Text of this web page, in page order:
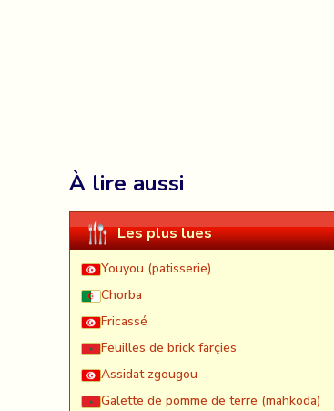
À lire aussi
Les plus lues
Youyou (patisserie)
Chorba
Fricassé
Feuilles de brick farçies
Assidat zgougou
Galette de pomme de terre (mahkoda)